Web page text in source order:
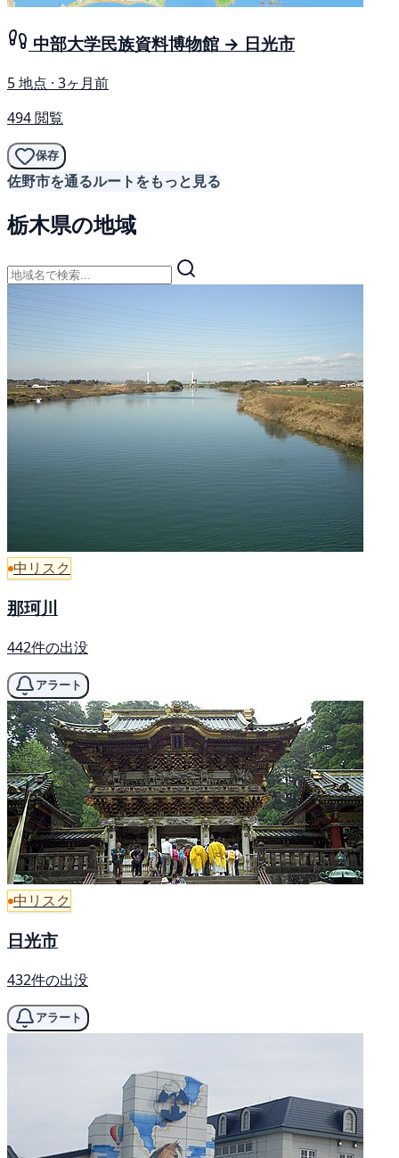
中部大学民族資料博物館 → 日光市
5 地点 · 3ヶ月前
494 閲覧
保存
佐野市を通るルートをもっと見る
栃木県の地域
中リスク
那珂川
442件の出没
アラート
中リスク
日光市
432件の出没
アラート